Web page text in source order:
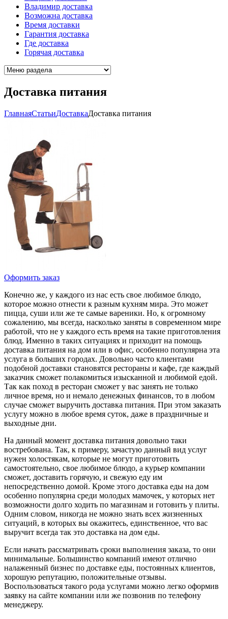
Владимир доставка
Возможна доставка
Время доставки
Гарантия доставка
Где доставка
Горячая доставка
Доставка питания
ГлавнаяCтатьиДоставкаДоставка питания
Оформить заказ
Конечно же, у каждого из нас есть свое любимое блюдо,
которое можно отнести к разным кухням мира. Это может
пицца, суши или же те самые вареники. Но, к огромному
сожалению, мы всегда, насколько заняты в современном мире
работой, что не у каждого есть время на такие приготовления
блюд. Именно в таких ситуациях и приходит на помощь
доставка питания на дом или в офис, особенно популярна эта
услуга в больших городах. Довольно часто клиентами
подобной доставки становятся рестораны и кафе, где каждый
заказчик сможет полакомиться изысканной и любимой едой.
Так как поход в ресторан сможет у вас занять не только
личное время, но и немало денежных финансов, то в любом
случае сможет выручить доставка питания. При этом заказать
услугу можно в любое время суток, даже в праздничные и
выходные дни.
На данный момент доставка питания довольно таки
востребована. Так, к примеру, зачастую данный вид услуг
нужен холостякам, которые не могут приготовить
самостоятельно, свое любимое блюдо, а курьер компании
сможет, доставить горячую, и свежую еду им
непосредственно домой. Кроме этого доставка еды на дом
особенно популярна среди молодых мамочек, у которых нет
возможности долго ходить по магазинам и готовить у плиты.
Одним словом, никогда не можно знать всех жизненных
ситуаций, в которых вы окажитесь, единственное, что вас
выручит всегда так это доставка на дом еды.
Если начать рассматривать сроки выполнения заказа, то они
минимальные. Большинство компаний имеют отлично
налаженный бизнес по доставке еды, постоянных клиентов,
хорошую репутацию, положительные отзывы.
Воспользоваться такого рода услугами можно легко оформив
заявку на сайте компании или же позвонив по телефону
менеджеру.